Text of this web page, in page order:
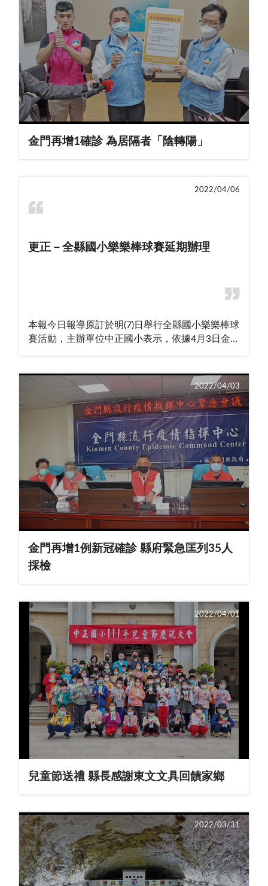
金門再增1確診 為居隔者「陰轉陽」
更正－全縣國小樂樂棒球賽延期辦理
2022/04/06
本報今日報導原訂於明(7)日舉行全縣國小樂樂棒球
賽活動，主辦單位中正國小表示，依據4月3日金門
苗，全縣國小樂樂棒球賽延至五月份視疫情辦理，
若屆時疫情仍嚴峻則停止辦理；相關延賽訊息主辦
單位已同步通知各參賽學校。 金門
日報編輯部
金門再增1例新冠確診 縣府緊急匡列35人
採檢
2022/04/03
兒童節送禮 縣長感謝東文文具回饋家鄉
2022/04/01
2022/03/31